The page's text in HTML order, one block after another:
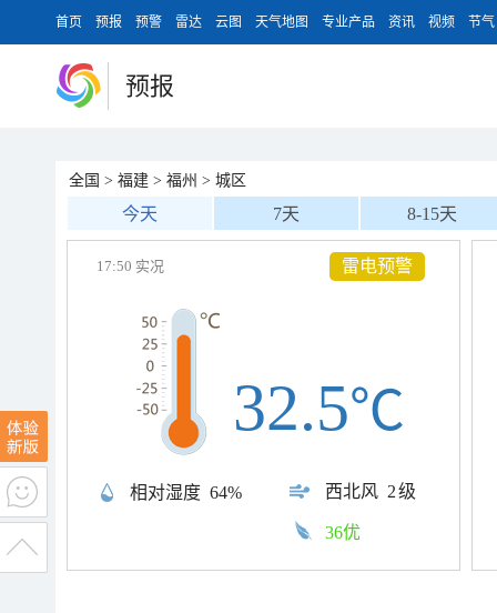
首页 预报 预警 雷达 云图 天气地图 专业产品 资讯 视频 节气
预报
全国 > 福建 > 福州 > 城区
今天 7天 8-15天
雷电预警
17:50 实况
相对湿度 64% 西北风 2级
32.5℃
36优